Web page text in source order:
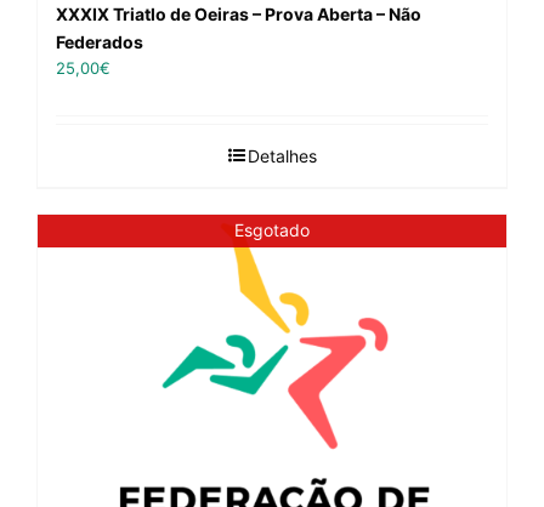
XXXIX Triatlo de Oeiras – Prova Aberta – Não
Federados
25,00€
Detalhes
Esgotado